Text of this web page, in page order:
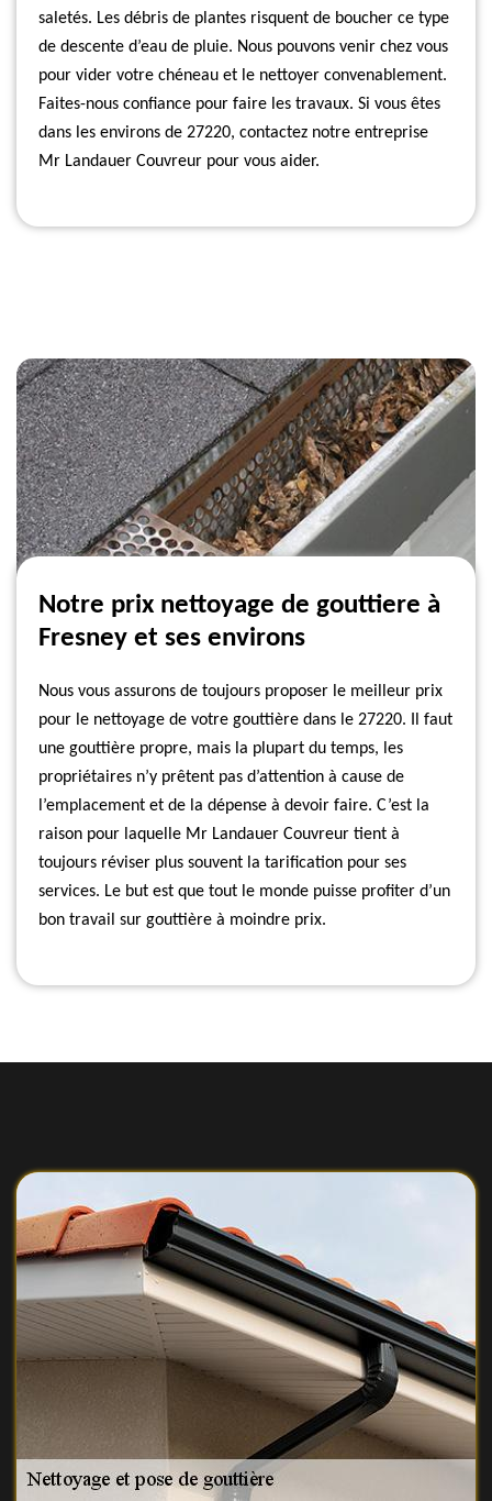
saletés. Les débris de plantes risquent de boucher ce type
de descente d’eau de pluie. Nous pouvons venir chez vous
pour vider votre chéneau et le nettoyer convenablement.
Faites-nous confiance pour faire les travaux. Si vous êtes
dans les environs de 27220, contactez notre entreprise
Mr Landauer Couvreur pour vous aider.
Notre prix nettoyage de gouttiere à
Fresney et ses environs
Nous vous assurons de toujours proposer le meilleur prix
pour le nettoyage de votre gouttière dans le 27220. Il faut
une gouttière propre, mais la plupart du temps, les
propriétaires n’y prêtent pas d’attention à cause de
l’emplacement et de la dépense à devoir faire. C’est la
raison pour laquelle Mr Landauer Couvreur tient à
toujours réviser plus souvent la tarification pour ses
services. Le but est que tout le monde puisse profiter d’un
bon travail sur gouttière à moindre prix.